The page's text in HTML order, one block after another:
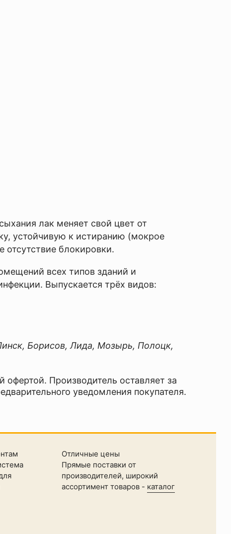
лак меняет свой цвет от
устойчивую к истиранию (мокрое
отсутствие блокировки.
всех типов зданий и
Выпускается трёх видов:
Борисов, Лида, Мозырь, Полоцк,
офертой. Производитель оставляет за
уведомления покупателя.
Отличные цены
Прямые поставки от
производителей, широкий
ассортимент товаров - каталог